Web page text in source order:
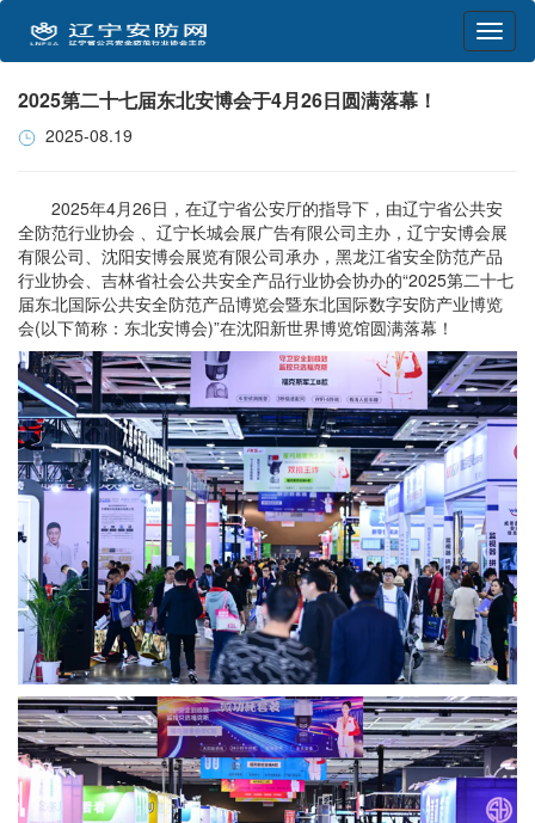
2025第二十七届东北安博会于4月26日圆满落幕！
2025-08.19
2025年4月26日，在辽宁省公安厅的指导下，由辽宁省公共安
全防范行业协会 、辽宁长城会展广告有限公司主办，辽宁安博会展
有限公司、沈阳安博会展览有限公司承办，黑龙江省安全防范产品
行业协会、吉林省社会公共安全产品行业协会协办的“2025第二十七
届东北国际公共安全防范产品博览会暨东北国际数字安防产业博览
会(以下简称：东北安博会)”在沈阳新世界博览馆圆满落幕！